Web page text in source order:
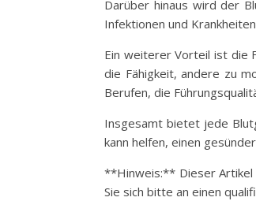
Darüber hinaus wird der
Infektionen und
Ein weiterer Vorteil ist die
die Fähigkeit, andere zu
Berufen, die
Insgesamt bietet jede
kann helfen, einen
**Hinweis:** Dieser Artikel
Sie sich bitte an einen